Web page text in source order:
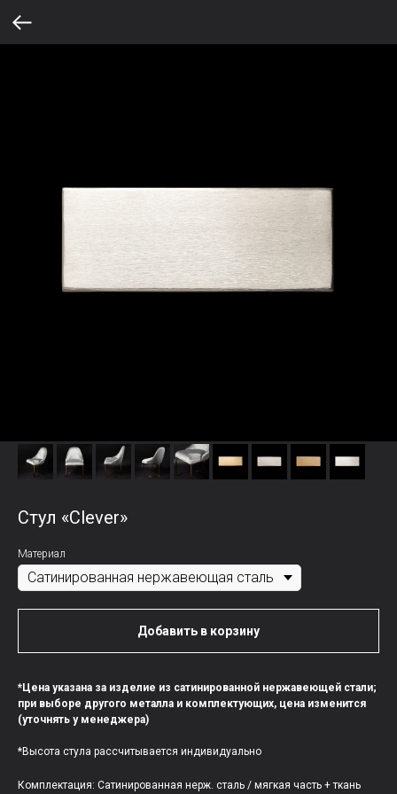
Стул «Clever»
Материал
Добавить в корзину
*Цена указана за изделие из сатинированной нержавеющей стали;
при выборе другого металла и комплектующих, цена изменится
(уточнять у менеджера)
*Высота стула рассчитывается индивидуально
Комплектация: Сатинированная нерж. сталь / мягкая часть + ткань